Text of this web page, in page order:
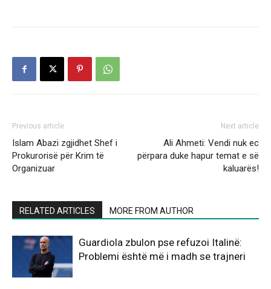
Previous article
Islam Abazi zgjidhet Shef i
Prokurorisë për Krim të
Organizuar
Next article
Ali Ahmeti: Vendi nuk ec
përpara duke hapur temat e së
kaluarës!
RELATED ARTICLES MORE FROM AUTHOR
Guardiola zbulon pse refuzoi Italinë:
Problemi është më i madh se trajneri